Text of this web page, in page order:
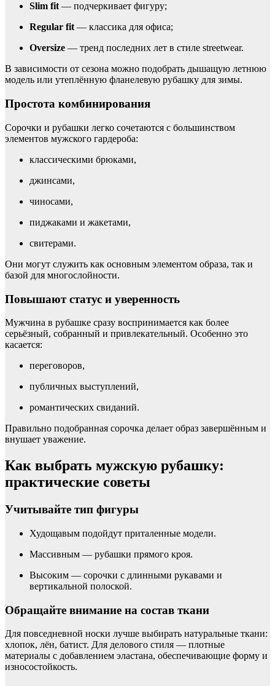
Slim fit — подчеркивает фигуру;
Regular fit — классика для офиса;
Oversize — тренд последних лет в стиле streetwear.
В зависимости от сезона можно подобрать дышащую летнюю
модель или утеплённую фланелевую рубашку для зимы.
Простота комбинирования
Сорочки и рубашки легко сочетаются с большинством
элементов мужского гардероба:
классическими брюками,
джинсами,
чиносами,
пиджаками и жакетами,
свитерами.
Они могут служить как основным элементом образа, так и
базой для многослойности.
Повышают статус и уверенность
Мужчина в рубашке сразу воспринимается как более
серьёзный, собранный и привлекательный. Особенно это
касается:
переговоров,
публичных выступлений,
романтических свиданий.
Правильно подобранная сорочка делает образ завершённым и
внушает уважение.
Как выбрать мужскую рубашку:
практические советы
Учитывайте тип фигуры
Худощавым подойдут приталенные модели.
Массивным — рубашки прямого кроя.
Высоким — сорочки с длинными рукавами и
вертикальной полоской.
Обращайте внимание на состав ткани
Для повседневной носки лучше выбирать натуральные ткани:
хлопок, лён, батист. Для делового стиля — плотные
материалы с добавлением эластана, обеспечивающие форму и
износостойкость.